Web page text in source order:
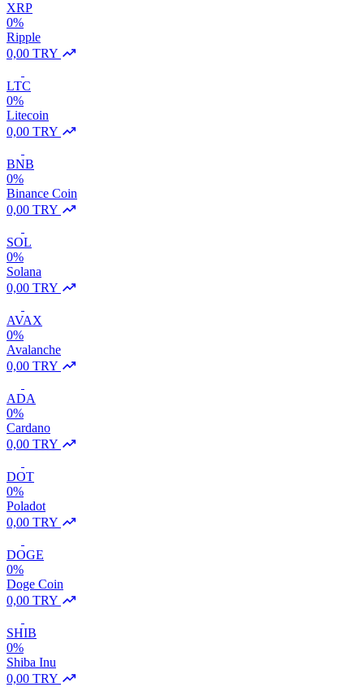
XRP
0%
Ripple
0,00 TRY
LTC
0%
Litecoin
0,00 TRY
BNB
0%
Binance Coin
0,00 TRY
SOL
0%
Solana
0,00 TRY
AVAX
0%
Avalanche
0,00 TRY
ADA
0%
Cardano
0,00 TRY
DOT
0%
Poladot
0,00 TRY
DOGE
0%
Doge Coin
0,00 TRY
SHIB
0%
Shiba Inu
0,00 TRY